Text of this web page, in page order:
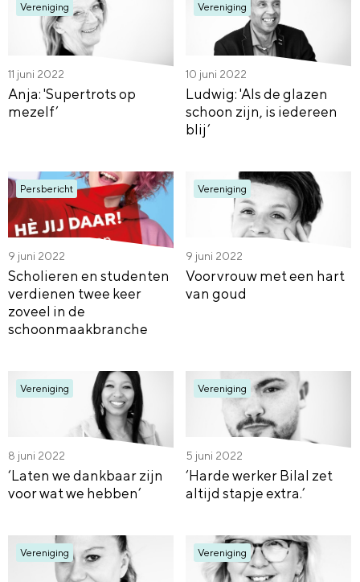
Vereniging
11 juni 2022
Anja: 'Supertrots op
mezelf’
Vereniging
10 juni 2022
Ludwig: 'Als de glazen
schoon zijn, is iedereen
blij’
Persbericht
9 juni 2022
Scholieren en studenten
verdienen twee keer
zoveel in de
schoonmaakbranche
Vereniging
9 juni 2022
Voorvrouw met een hart
van goud
Vereniging
8 juni 2022
‘Laten we dankbaar zijn
voor wat we hebben’
Vereniging
5 juni 2022
‘Harde werker Bilal zet
altijd stapje extra.’
Vereniging Vereniging